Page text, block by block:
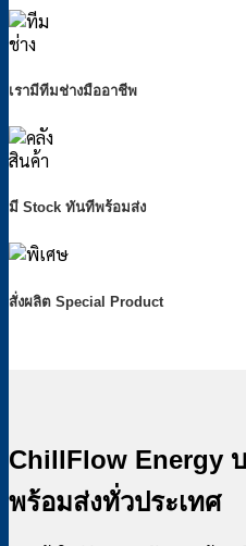
เรามีทีมช่างมืออาชีพ
มี Stock ทันทีพร้อมส่ง
สั่งผลิต Special Product
ChillFlow Energy
พร้อมส่งทั่วประเทศ